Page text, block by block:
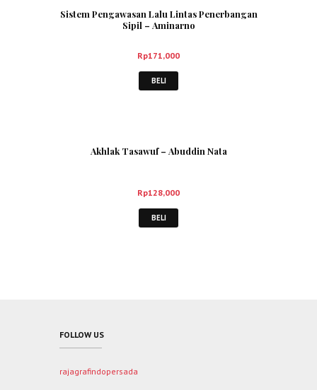
Sistem Pengawasan Lalu Lintas Penerbangan
Sipil – Aminarno
Rp171,000
BELI
Akhlak Tasawuf – Abuddin Nata
Rp128,000
BELI
FOLLOW US
rajagrafindopersada